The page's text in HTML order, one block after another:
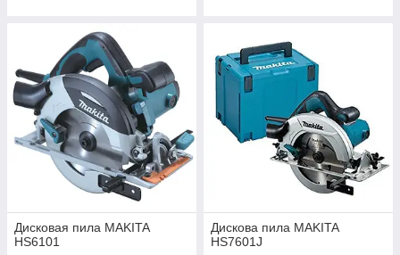
Дисковая пила MAKITA
HS6101
Дискова пила MAKITA
HS7601J